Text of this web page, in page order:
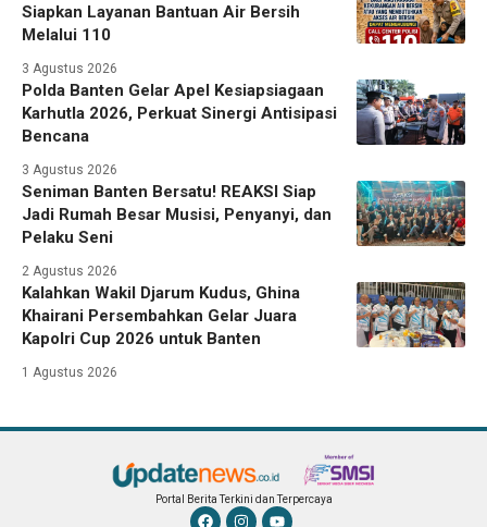
Siapkan Layanan Bantuan Air Bersih
Melalui 110
3 Agustus 2026
Polda Banten Gelar Apel Kesiapsiagaan
Karhutla 2026, Perkuat Sinergi Antisipasi
Bencana
3 Agustus 2026
Seniman Banten Bersatu! REAKSI Siap
Jadi Rumah Besar Musisi, Penyanyi, dan
Pelaku Seni
2 Agustus 2026
Kalahkan Wakil Djarum Kudus, Ghina
Khairani Persembahkan Gelar Juara
Kapolri Cup 2026 untuk Banten
1 Agustus 2026
Portal Berita Terkini dan Terpercaya